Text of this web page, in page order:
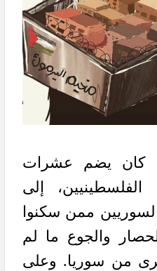
كان يضم عشرات
الفلسطينيين، إلى
ممن سكنوا
والجوع ما لم
من سوريا. وعلى